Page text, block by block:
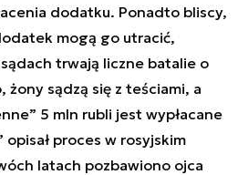
dodatku. Ponadto bliscy,
mogą go utracić,
trwają liczne batalie o
sądzą się z teściami, a
5 mln rubli jest wypłacane
opisał proces w rosyjskim
latach pozbawiono ojca